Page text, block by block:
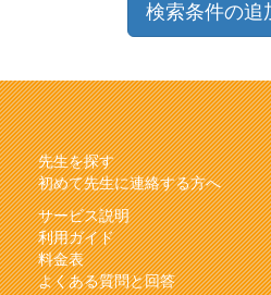
検索条件の追
先生を探す
初めて先生に連絡する方へ
サービス説明
利用ガイド
料金表
よくある質問と回答